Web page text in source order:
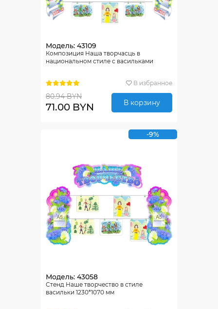
Модель: 43109
Композиция Наша творчасць в
национальном стиле с васильками
В избранное
80.94 BYN
71.00 BYN В корзину
-9%
Модель: 43058
Стенд Наше творчество в стиле
васильки 1230*1070 мм